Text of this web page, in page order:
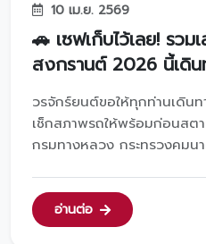
10 เม.ย. 2569
🚗 เซฟเก็บไว้เลย! รว
สงกรานต์ 2026 นี้เดิ
วรจักร์ยนต์ขอให้ทุกท่านเดิน
เช็กสภาพรถให้พร้อมก่อนสต
กรมทางหลวง กระทรวงคมน
@toyotavorachakyont...
อ่านต่อ